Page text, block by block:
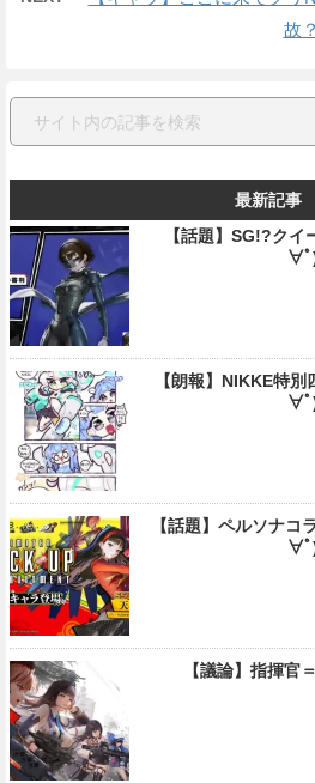
故？
最新記事
【話題】SG!?ク
∀
【朗報】NIKKE特
∀
【話題】ペルソナ
∀
【議論】指揮官